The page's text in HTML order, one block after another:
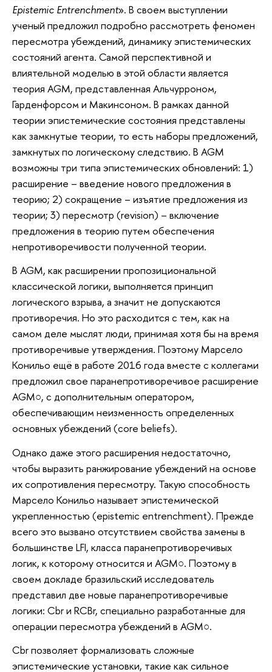
Epistemic Entrenchment». В своем выступлении
ученый предложил подробно рассмотреть феномен
пересмотра убеждений, динамику эпистемических
состояний агента. Самой перспективной и
влиятельной моделью в этой области является
теория AGM, представленная Альчурроном,
Гарденфорсом и Макинсоном. В рамках данной
теории эпистемические состояния представлены
как замкнутые теории, то есть наборы предложений,
замкнутых по логическому следствию. В AGM
возможны три типа эпистемических обновлений: 1)
расширение – введение нового предложения в
теорию; 2) сокращение – изъятие предложения из
теории; 3) пересмотр (revision) – включение
предложения в теорию путем обеспечения
непротиворечивости полученной теории.
В AGM, как расширении пропозициональной
классической логики, выполняется принцип
логического взрыва, а значит не допускаются
противоречия. Но это расходится с тем, как на
самом деле мыслят люди, принимая хотя бы на время
противоречивые утверждения. Поэтому Марсело
Конильо ещё в работе 2016 года вместе с коллегами
предложил свое паранепротиворечивое расширение
AGM○, с дополнительным оператором,
обеспечивающим неизменность определенных
основных убеждений (core beliefs).
Однако даже этого расширения недостаточно,
чтобы выразить ранжирование убеждений на основе
их сопротивления пересмотру. Такую способность
Марсело Конильо называет эпистемической
укрепленностью (epistemic entrenchment). Прежде
всего это вызвано отсутствием свойства замены в
большинстве LFI, класса паранепротиворечивых
логик, к которому относится и AGM○. Поэтому в
своем докладе бразильский исследователь
представил две новые паранепротиворечивые
логики: Cbr и RCBr, специально разработанные для
операции пересмотра убеждений в AGM○.
Cbr позволяет формализовать сложные
эпистемические установки, такие как сильное